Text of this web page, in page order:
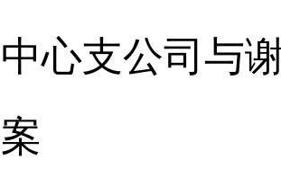
中心支公司与
案